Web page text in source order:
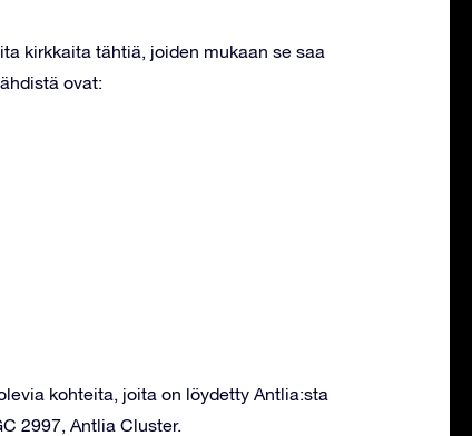
kirkkaita tähtiä, joiden mukaan se saa
ovat:
kohteita, joita on löydetty Antlia:sta
2997, Antlia Cluster.